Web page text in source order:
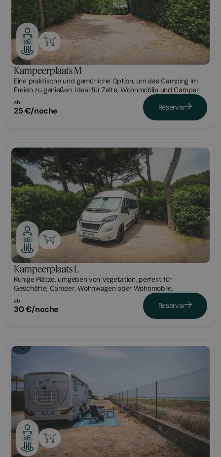
x6
Kampeerplaats M
Eine praktische und gemütliche Option, um das Camping im
Freien zu genießen. Ideal für Zelte, Wohnmobile und Camper.
ab
25 €/noche Reservar
Parcela
x6
Kampeerplaats L
Ruhige Plätze, umgeben von Vegetation, perfekt für
Geschäfte, Camper, Wohnwagen oder Wohnmobile.
ab
30 €/noche Reservar
Parcela
x6